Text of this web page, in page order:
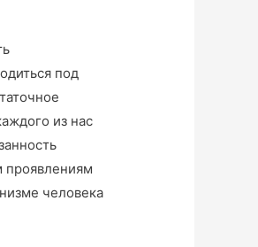
под
из нас
проявлениям
человека